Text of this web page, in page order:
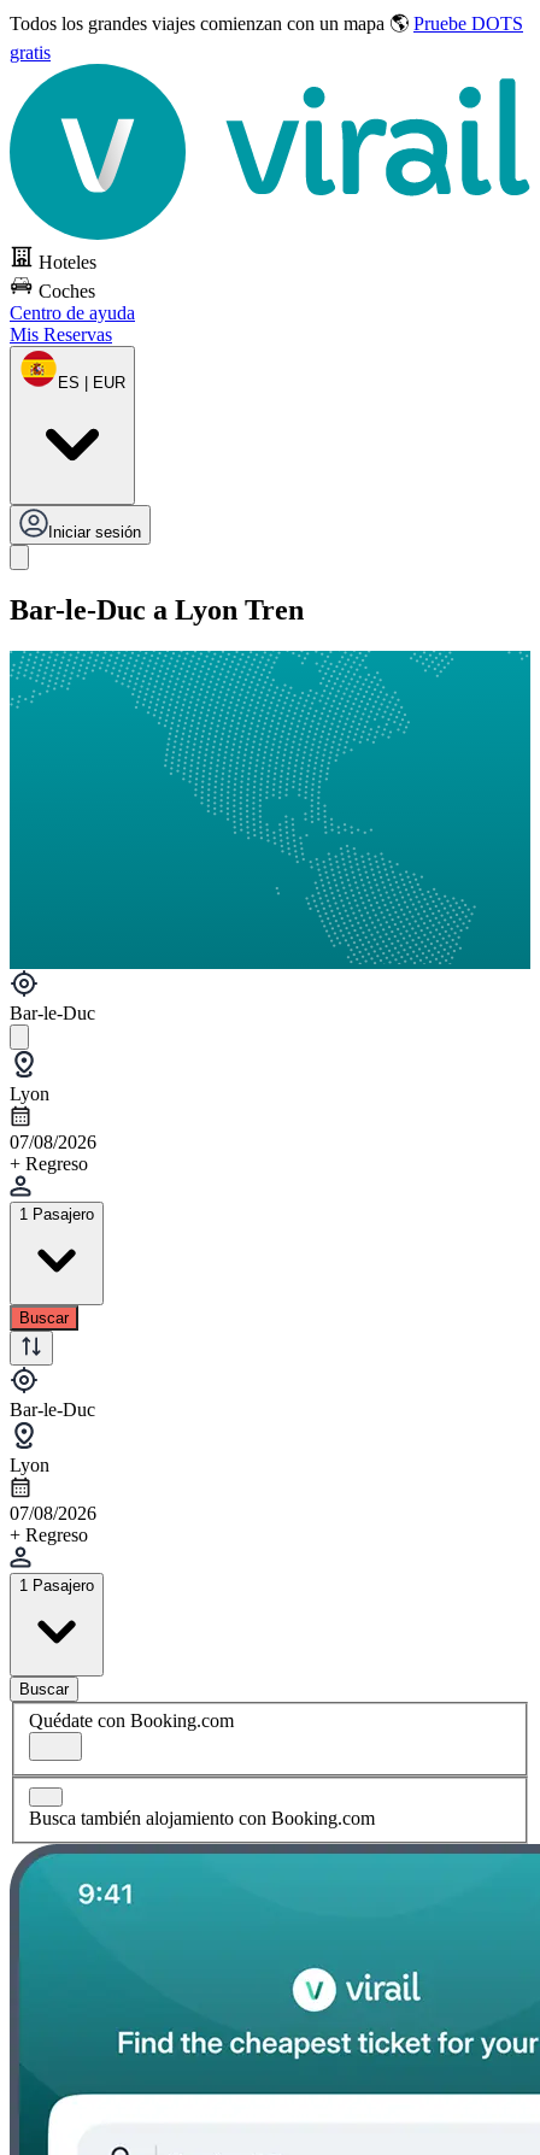
Todos los grandes viajes comienzan con un mapa 🌎 Pruebe DOTS
gratis
Hoteles
Coches
Centro de ayuda
Mis Reservas
ES | EUR
Iniciar sesión
Bar-le-Duc a Lyon Tren
Bar-le-Duc
Lyon
07/08/2026
+ Regreso
1 Pasajero
Buscar
Bar-le-Duc
Lyon
07/08/2026
+ Regreso
1 Pasajero
Buscar
Quédate con Booking.com
Busca también alojamiento con Booking.com